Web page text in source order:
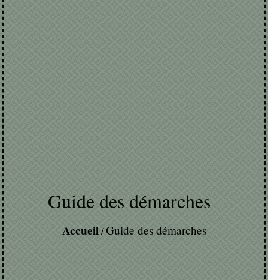
Guide des démarches
Accueil /Guide des démarches